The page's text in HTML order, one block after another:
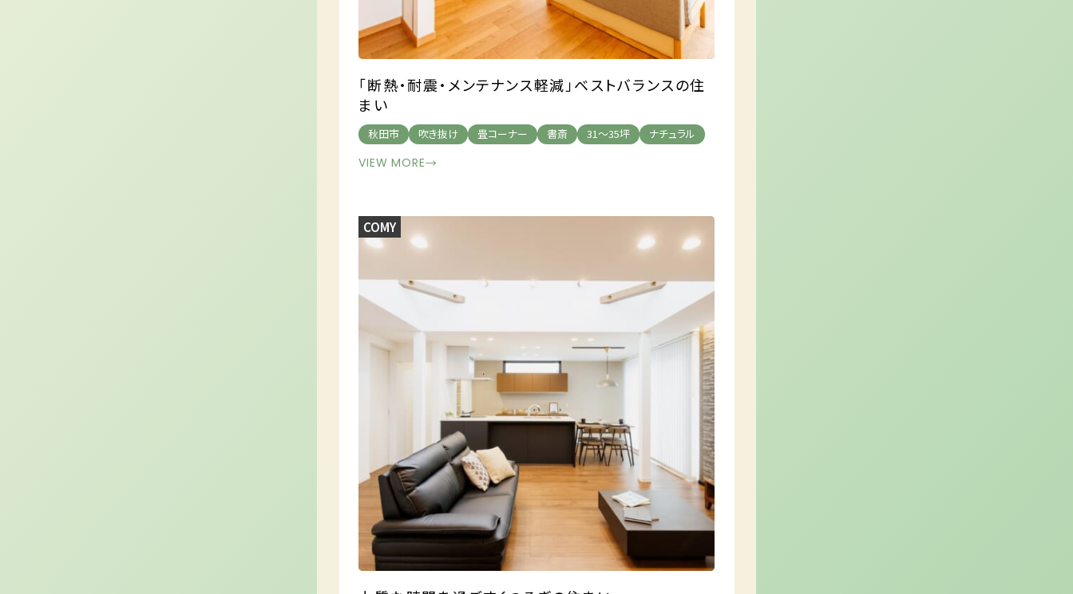
「断熱・耐震・メンテナンス軽減」ベストバランスの住
まい
秋田市 吹き抜け 畳コーナー 書斎 31～35坪 ナチュラル
VIEW MORE→
COMY